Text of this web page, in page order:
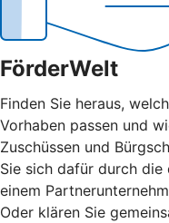
FörderWelt
Finden Sie heraus,
Vorhaben passen und
Zuschüssen und
Sie sich dafür durch die
einem
Oder klären Sie